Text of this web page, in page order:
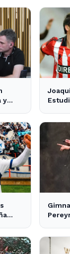
y